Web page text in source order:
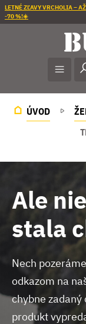
LETNÉ ZĽAVY VRCHOLIA – AŽ
-70 %!☀️
ÚVOD
Ale
stala
Nech
odkazom na
chybne zadaný
produkt